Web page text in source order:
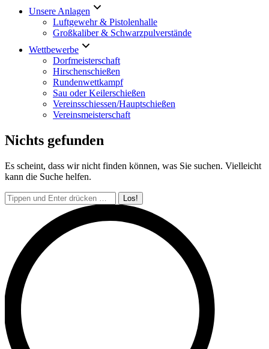
Unsere Anlagen
Luftgewehr & Pistolenhalle
Großkaliber & Schwarzpulverstände
Wettbewerbe
Dorfmeisterschaft
Hirschenschießen
Rundenwettkampf
Sau oder Keilerschießen
Vereinsschiessen/Hauptschießen
Vereinsmeisterschaft
Nichts gefunden
Es scheint, dass wir nicht finden können, was Sie suchen. Vielleicht
kann die Suche helfen.
Search: